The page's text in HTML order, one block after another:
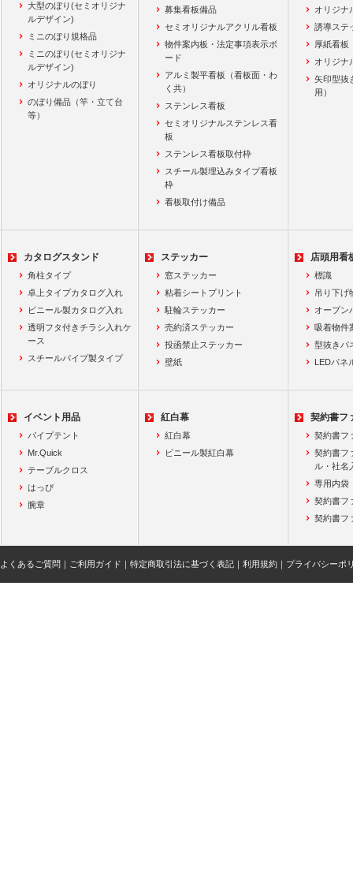
大型のぼり(セミオリジナ
ルデザイン)
ミニのぼり規格品
ミニのぼり(セミオリジナ
ルデザイン)
オリジナルのぼり
のぼり備品（竿・立て台
等）
募集看板備品
セミオリジナルアクリル看板
物件案内板・法定事項表示ボ
ード
アルミ製平看板（看板面・わ
く共）
ステンレス看板
セミオリジナルステンレス看
板
ステンレス看板取付枠
スチール製埋込みタイプ看板
枠
看板取付け備品
オリジナ
誘導ステ
厚紙看板
オリジナ
矢印型抜
用）
カタログスタンド
角柱タイプ
卓上タイプカタログ入れ
ビニール製カタログ入れ
透明フタ付きチラシ入れケ
ース
スチールパイプ製タイプ
ステッカー
窓ステッカー
粘着シートプリント
駐輪ステッカー
売約済ステッカー
投函禁止ステッカー
壁紙
店頭用看
標識
吊り下げ
オープン
吸着物件
型抜きパ
LEDパネ
イベント用品
パイプテント
Mr.Quick
テーブルクロス
はっぴ
腕章
紅白幕
紅白幕
ビニール製紅白幕
契約書フ
契約書フ
契約書フ
ル・社名
専用内袋
契約書フ
契約書フ
よくあるご質問 ご利用ガイド 特定商取引法に基づく表記 利用規約 プライバシーポ